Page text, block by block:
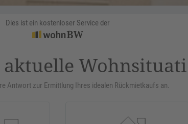
Dies ist ein kostenloser Service der
Antwort zur Ermittlung Ihres idealen Rückmietkaufs an.